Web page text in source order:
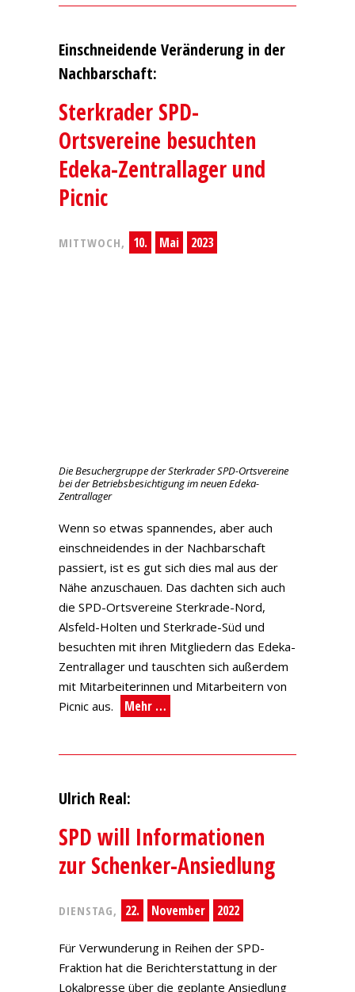
Einschneidende Veränderung in der
Nachbarschaft:
Sterkrader SPD-
Ortsvereine besuchten
Edeka-Zentrallager und
Picnic
MITTWOCH, 10. Mai 2023
Die Besuchergruppe der Sterkrader SPD-Ortsvereine
bei der Betriebsbesichtigung im neuen Edeka-
Zentrallager
Wenn so etwas spannendes, aber auch
einschneidendes in der Nachbarschaft
passiert, ist es gut sich dies mal aus der
Nähe anzuschauen. Das dachten sich auch
die SPD-Ortsvereine Sterkrade-Nord,
Alsfeld-Holten und Sterkrade-Süd und
besuchten mit ihren Mitgliedern das Edeka-
Zentrallager und tauschten sich außerdem
mit Mitarbeiterinnen und Mitarbeitern von
Picnic aus.
Mehr …
Ulrich Real:
SPD will Informationen
zur Schenker-Ansiedlung
DIENSTAG, 22. November 2022
Für Verwunderung in Reihen der SPD-
Fraktion hat die Berichterstattung in der
Lokalpresse über die geplante Ansiedlung